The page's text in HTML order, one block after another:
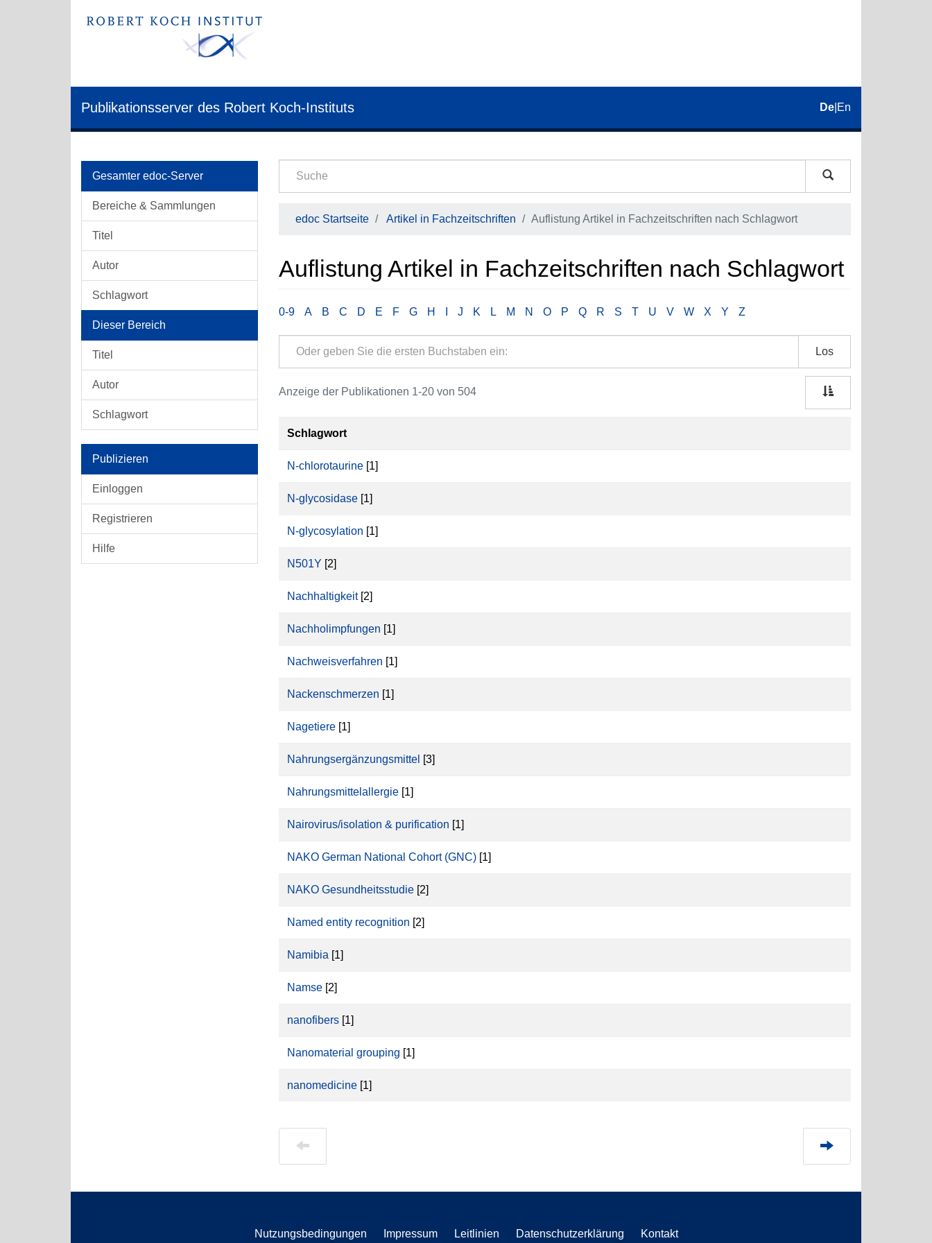
Publikationsserver des Robert Koch-Instituts De En
Gesamter edoc-Server
Bereiche & Sammlungen
Titel
Autor
Schlagwort
Dieser Bereich
Titel
Autor
Schlagwort
Publizieren
Einloggen
Registrieren
Hilfe
edoc Startseite Artikel in Fachzeitschriften Auflistung Artikel in Fachzeitschriften nach Schlagwort
Auflistung Artikel in Fachzeitschriften nach Schlagwort
0-9 A B C D E F G H J K L M N O P Q R S T U V W X Y Z
Los
Anzeige der Publikationen 1-20 von 504
Schlagwort
N-chlorotaurine [1]
N-glycosidase [1]
N-glycosylation [1]
N501Y [2]
Nachhaltigkeit[2]
Nachholimpfungen [1]
Nachweisverfahren [1]
Nackenschmerzen [1]
Nagetiere [1]
Nahrungsergänzungsmittel [3]
Nahrungsmittelallergie [1]
Nairovirus/isolation & purification [1]
NAKO German National Cohort (GNC) [1]
NAKO Gesundheitsstudie [2]
Named entity recognition [2]
Namibia [1]
Namse [2]
nanofibers [1]
Nanomaterial grouping [1]
nanomedicine [1]
Nutzungsbedingungen Impressum Leitlinien Datenschutzerklärung Kontakt